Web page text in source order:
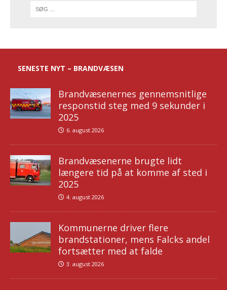
SENESTE NYT – BRANDVÆSEN
Brandvæsenernes gennemsnitlige
responstid steg med 9 sekunder i
2025
6. august 2026
Brandvæsenerne brugte lidt
længere tid på at komme af sted i
2025
4. august 2026
Kommunerne driver flere
brandstationer, mens Falcks andel
fortsætter med at falde
3. august 2026